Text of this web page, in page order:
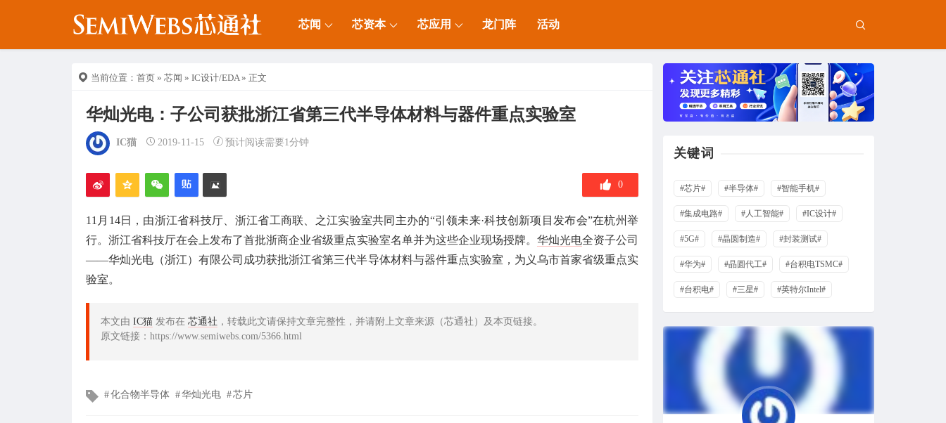
芯闻 芯资本 芯应用 龙门阵 活动
当前位置： 首页 » 芯闻 » IC设计/EDA» 正文
华灿光电：子公司获批浙江省第三代半导体材料与器件重点实验室
IC猫 2019-11-15 预计阅读需要1分钟
0
11月14日，由浙江省科技厅、浙江省工商联、之江实验室共同主办的“引领未来·科技创新项目发布会”在杭州举
行。浙江省科技厅在会上发布了首批浙商企业省级重点实验室名单并为这些企业现场授牌。 华灿光电全资子公司
——华灿光电（浙江）有限公司成功获批浙江省第三代半导体材料与器件重点实验室，为义乌市首家省级重点实
验室。
本文由 IC猫 发布在 芯通社 ，转载此文请保持文章完整性，并请附上文章来源（芯通社）及本页链接。
原文链接：https://www.semiwebs.com/5366.html
文化合物半导体 华灿光电 芯片
关键词
#芯片# #半导体# #智能手机#
#集成电路# #人工智能# #IC设计#
#5G# #晶圆制造# #封装测试#
#华为# #晶圆代工# #台积电TSMC#
#台积电# #三星# #英特尔Intel#